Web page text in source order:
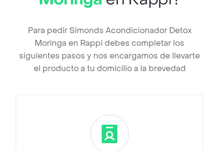
Para pedir Simonds Acondicionador Detox
Moringa en Rappi debes completar los
siguientes pasos y nos encargamos de llevarte
el producto a tu domicilio a la brevedad